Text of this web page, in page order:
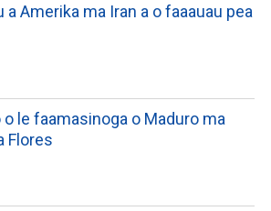
a Amerika ma Iran a o faaauau pea
le faamasinoga o Maduro ma
Flores